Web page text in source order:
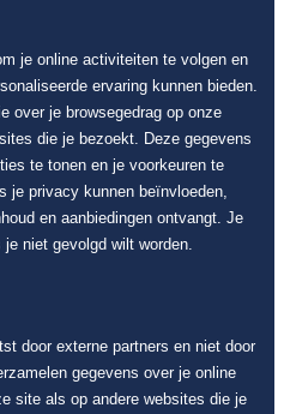
je online activiteiten te volgen en
ervaring kunnen bieden.
over je browsegedrag op onze
die je bezoekt. Deze gegevens
te tonen en je voorkeuren te
je privacy kunnen beïnvloeden,
en aanbiedingen ontvangt. Je
niet gevolgd wilt worden.
door externe partners en niet door
gegevens over je online
site als op andere websites die je